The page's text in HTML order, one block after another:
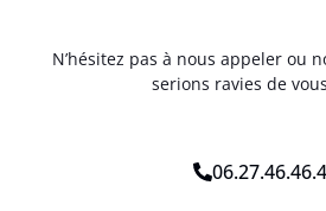
N’hésitez pas à nous appeler ou
serions ravies de